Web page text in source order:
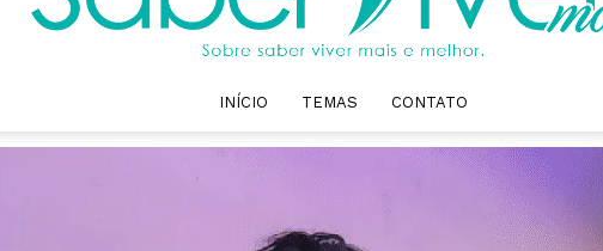
Saber
INÍCIO TEMAS CONTATO